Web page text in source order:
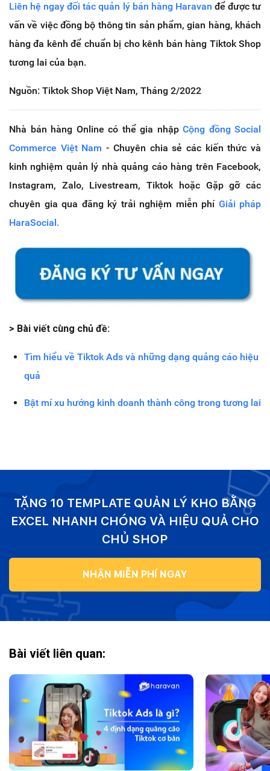
Liên hệ ngay đối tác quản lý bán hàng Haravan để được tư
vấn về việc đồng bộ thông tin sản phẩm, gian hàng, khách
hàng đa kênh để chuẩn bị cho kênh bán hàng Tiktok Shop
tương lai của bạn.
Nguồn: Tiktok Shop Việt Nam, Tháng 2/2022
Nhà bán hàng Online có thể gia nhập Cộng đồng Social
Commerce Việt Nam - Chuyên chia sẻ các kiến thức và
kinh nghiệm quản lý nhà quảng cáo hàng trên Facebook,
Instagram, Zalo, Livestream, Tiktok hoặc Gặp gỡ các
chuyên gia qua đăng ký trải nghiệm miễn phí Giải pháp
HaraSocial.
> Bài viết cùng chủ đề:
Tìm hiểu về Tiktok Ads và những dạng quảng cáo hiệu
quả
Bật mí xu hướng kinh doanh thành công trong tương lai
TẶNG 10 TEMPLATE QUẢN LÝ KHO BẰNG
EXCEL NHANH CHÓNG VÀ HIỆU QUẢ CHO
CHỦ SHOP
NHẬN MIỄN PHÍ NGAY
Bài viết liên quan: